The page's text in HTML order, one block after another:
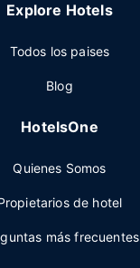
Explore Hotels
Todos los paises
Blog
HotelsOne
Quienes Somos
de hotel
más frecuentes